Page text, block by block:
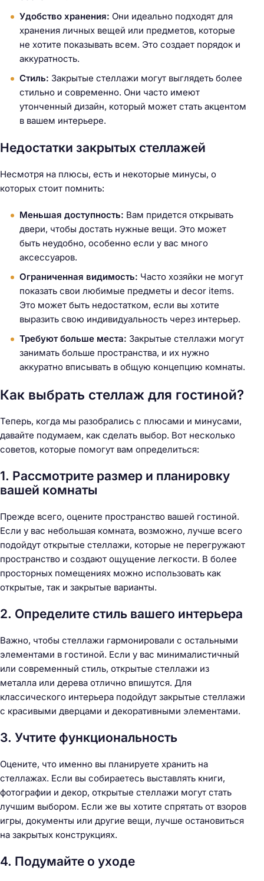
Удобство хранения: Они идеально подходят для
хранения личных вещей или предметов, которые
не хотите показывать всем. Это создает порядок и
аккуратность.
Стиль: Закрытые стеллажи могут выглядеть более
стильно и современно. Они часто имеют
утонченный дизайн, который может стать акцентом
в вашем интерьере.
Недостатки закрытых стеллажей
Несмотря на плюсы, есть и некоторые минусы, о
которых стоит помнить:
Меньшая доступность: Вам придется открывать
двери, чтобы достать нужные вещи. Это может
быть неудобно, особенно если у вас много
аксессуаров.
Ограниченная видимость: Часто хозяйки не могут
показать свои любимые предметы и decor items.
Это может быть недостатком, если вы хотите
выразить свою индивидуальность через интерьер.
Требуют больше места: Закрытые стеллажи могут
занимать больше пространства, и их нужно
аккуратно вписывать в общую концепцию комнаты.
Как выбрать стеллаж для гостиной?
Теперь, когда мы разобрались с плюсами и минусами,
давайте подумаем, как сделать выбор. Вот несколько
советов, которые помогут вам определиться:
1. Рассмотрите размер и планировку
вашей комнаты
Прежде всего, оцените пространство вашей гостиной.
Если у вас небольшая комната, возможно, лучше всего
подойдут открытые стеллажи, которые не перегружают
пространство и создают ощущение легкости. В более
просторных помещениях можно использовать как
открытые, так и закрытые варианты.
2. Определите стиль вашего интерьера
Важно, чтобы стеллажи гармонировали с остальными
элементами в гостиной. Если у вас минималистичный
или современный стиль, открытые стеллажи из
металла или дерева отлично впишутся. Для
классического интерьера подойдут закрытые стеллажи
с красивыми дверцами и декоративными элементами.
3. Учтите функциональность
Оцените, что именно вы планируете хранить на
стеллажах. Если вы собираетесь выставлять книги,
фотографии и декор, открытые стеллажи могут стать
лучшим выбором. Если же вы хотите спрятать от взоров
игры, документы или другие вещи, лучше остановиться
на закрытых конструкциях.
4. Подумайте о уходе